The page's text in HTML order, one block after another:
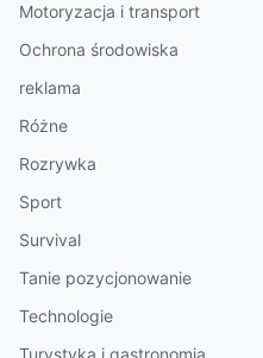
Motoryzacja i transport
Ochrona środowiska
reklama
Różne
Rozrywka
Sport
Survival
Tanie pozycjonowanie
Technologie
Turystyka i gastronomia